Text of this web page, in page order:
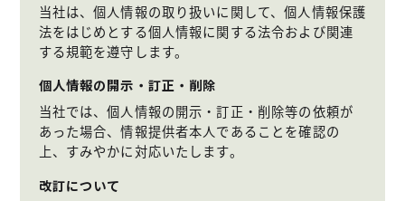
当社は、個人情報の取り扱いに関して、個人情報保護
法をはじめとする個人情報に関する法令および関連
する規範を遵守します。
個人情報の開示・訂正・削除
当社では、個人情報の開示・訂正・削除等の依頼が
あった場合、情報提供者本人であることを確認の
上、すみやかに対応いたします。
改訂について